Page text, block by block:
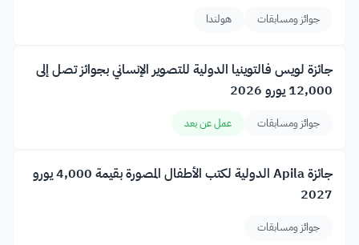
جوائز ومسابقات هولندا
جائزة لويس فالتوينيا الدولية للتصوير الإنساني بجوائز تصل إلى
12,000 يورو 2026
جوائز ومسابقات عمل عن بعد
جائزة Apila الدولية لكتب الأطفال المصورة بقيمة 4,000 يورو
2027
جوائز ومسابقات